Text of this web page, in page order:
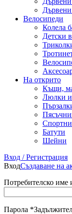
Велосипеди
Колела
Детски
На открито
Къщи,
Люлки и
Батути
Шейни
Вход / Регистрация
ВходСъздаване на
Потребителско име
Парола *